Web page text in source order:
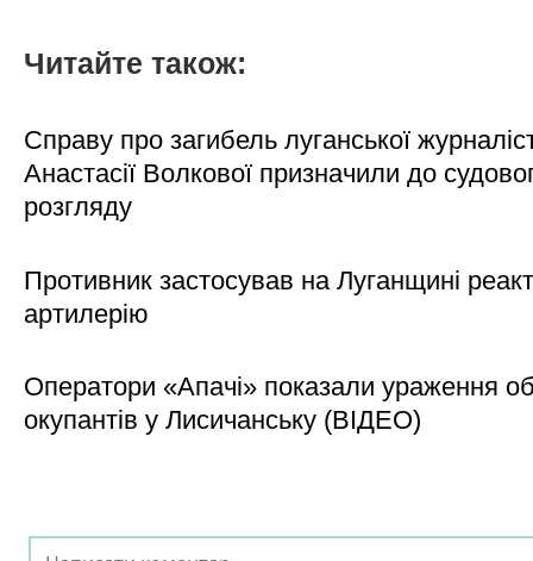
Читайте також:
Справу про загибель луганської
Анастасії Волкової призначили до
розгляду
Противник застосував на Луганщині
артилерію
Оператори «Апачі» показали ураження
окупантів у Лисичанську (ВІДЕО)